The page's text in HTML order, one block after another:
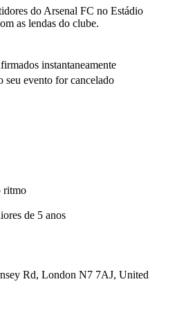
do Arsenal FC no Estádio
as lendas do clube.
instantaneamente
seu evento for cancelado
ritmo
de 5 anos
Rd, London N7 7AJ, United